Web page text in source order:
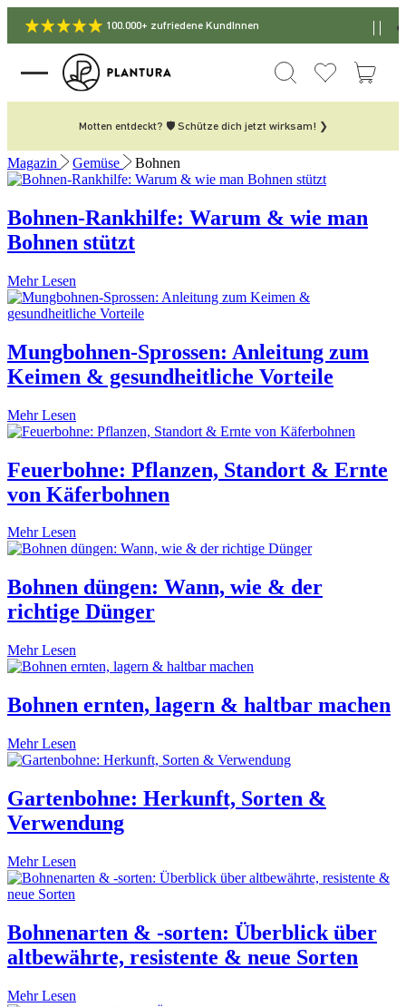
100.000+ zufriedene KundInnen
Motten entdeckt? 🛡️ Schütze dich jetzt wirksam! ❯
Magazin Gemüse Bohnen
Bohnen-Rankhilfe: Warum & wie man
Bohnen stützt
Mehr Lesen
Mungbohnen-Sprossen: Anleitung zum
Keimen & gesundheitliche Vorteile
Mehr Lesen
Feuerbohne: Pflanzen, Standort & Ernte
von Käferbohnen
Mehr Lesen
Bohnen düngen: Wann, wie & der
richtige Dünger
Mehr Lesen
Bohnen ernten, lagern & haltbar machen
Mehr Lesen
Gartenbohne: Herkunft, Sorten &
Verwendung
Mehr Lesen
Bohnenarten & -sorten: Überblick über
altbewährte, resistente & neue Sorten
Mehr Lesen